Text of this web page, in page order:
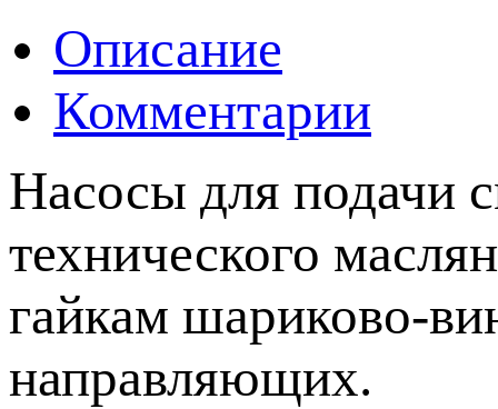
Описание
Комментарии
Насосы для подачи
технического
гайкам шариково-
направляющих.